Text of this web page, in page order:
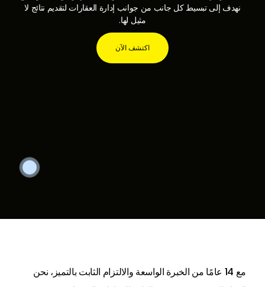
نهدف إلى تبسيط كل جانب من جوانب إدارة العقارات لتقديم نتائج لا
مثيل لها.
اكتشف الآن
مع 14 عامًا من الخبرة الواسعة والالتزام الثابت بالتميز، نحن